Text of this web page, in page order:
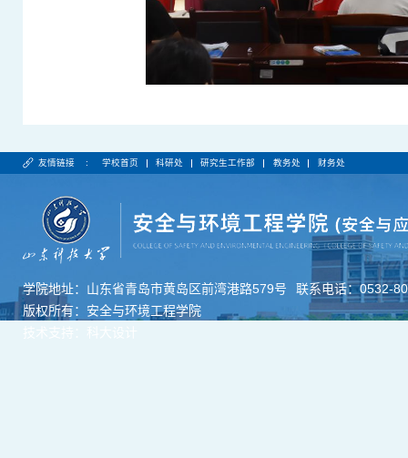
友情链接 : 学校首页 科研处 研究生工作部 教务处 财务处
学院地址：山东省青岛市黄岛区前湾港路579号
联系电话：0532-
版权所有：安全与环境工程学院